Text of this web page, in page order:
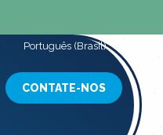
Português (Brasil)
CONTATE-NOS